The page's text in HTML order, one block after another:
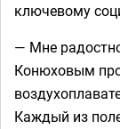
ключевому
— Мне
Конюховым
Каждый из